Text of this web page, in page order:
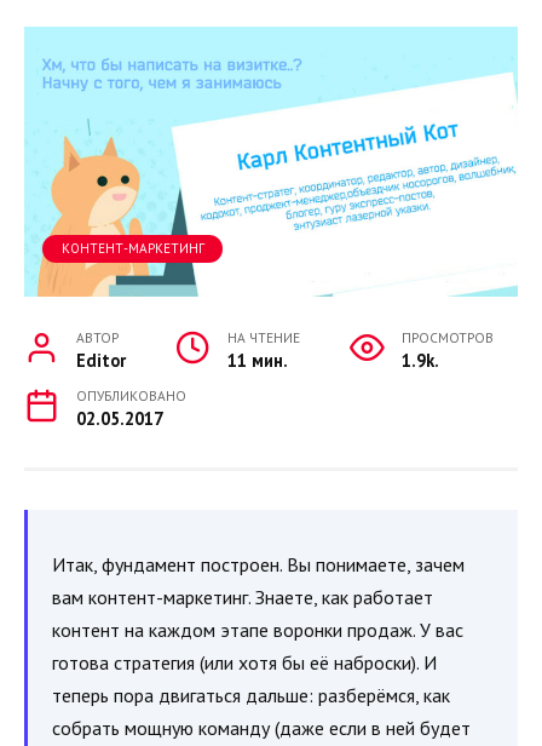
КОНТЕНТ-МАРКЕТИНГ
АВТОР
Editor
НА ЧТЕНИЕ
11 мин.
ПРОСМОТРОВ
1.9k.
ОПУБЛИКОВАНО
02.05.2017
Итак, фундамент построен. Вы понимаете, зачем
вам контент-маркетинг. Знаете, как работает
контент на каждом этапе воронки продаж. У вас
готова стратегия (или хотя бы её наброски). И
теперь пора двигаться дальше: разберёмся, как
собрать мощную команду (даже если в ней будет